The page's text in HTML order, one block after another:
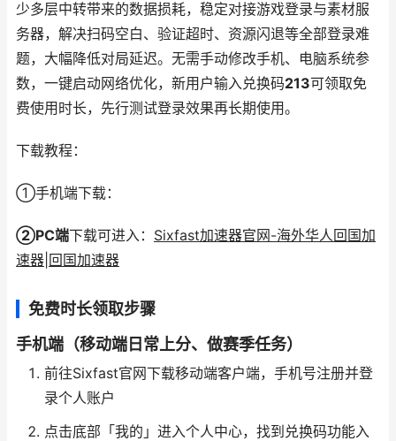
少多层中转带来的数据损耗，稳定对接游戏登录与素材服
务器，解决扫码空白、验证超时、资源闪退等全部登录难
题，大幅降低对局延迟。无需手动修改手机、电脑系统参
数，一键启动网络优化，新用户输入兑换码213可领取免
费使用时长，先行测试登录效果再长期使用。
下载教程：
①手机端下载：
②PC端下载可进入： Sixfast加速器官网-海外华人回国加
速器|回国加速器
免费时长领取步骤
手机端（移动端日常上分、做赛季任务）
前往Sixfast官网下载移动端客户端，手机号注册并登
录个人账户
点击底部「我的」进入个人中心，找到兑换码功能入